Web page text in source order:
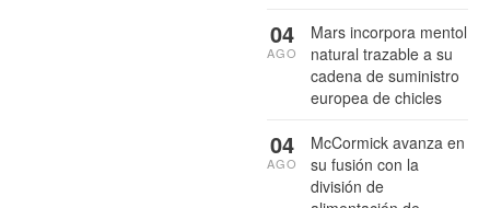
Mars incorpora mentol
natural trazable a su
cadena de suministro
europea de chicles
04
AGO
McCormick avanza en
su fusión con la
división de
04
AGO